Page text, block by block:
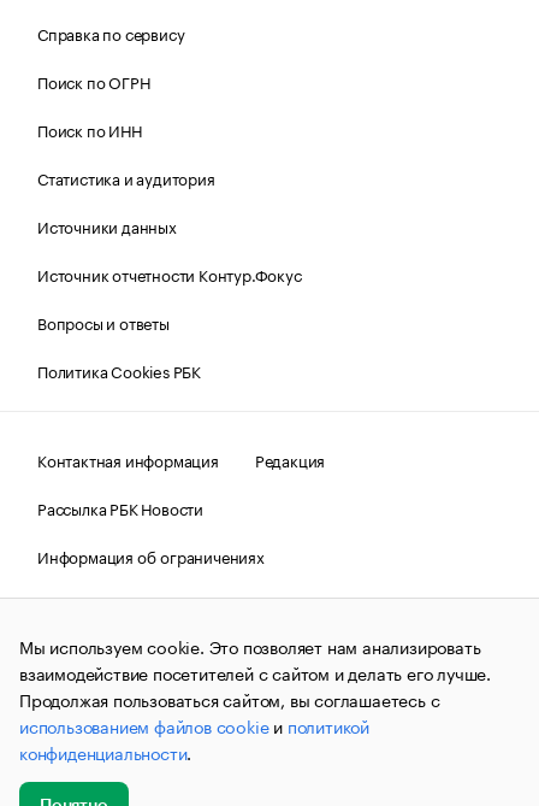
Справка по сервису
Поиск по ОГРН
Поиск по ИНН
Статистика и аудитория
Источники данных
Источник отчетности Контур.Фокус
Вопросы и ответы
Политика Cookies РБК
Контактная информация
Редакция
Рассылка РБК Новости
Информация об ограничениях
Правовая информация
О соблюдении авторских прав
© АО «РОСБИЗНЕСКОНСАЛТИНГ»,1995–2026.Сообщения
и материалы информационного агентства «РБК»
(зарегистрировано Федеральной службой по надзору в сфере
связи, информационных технологий и массовых
коммуникаций (Роскомнадзор) 09.12.2015 за номером ИА
№ФС77-63848) сопровождаются пометкой «РБК». Отдельные
публикации могут содержать информацию,
не предназначенную для пользователей
Мы используем cookie. Это позволяет нам анализировать
взаимодействие посетителей с сайтом и делать его лучше.
Продолжая пользоваться сайтом, вы соглашаетесь с
использованием файлов cookieи политикой
конфиденциальности.